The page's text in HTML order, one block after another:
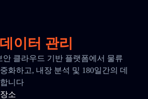
이터 관리
안 클라우드 기반 플랫폼에서 물류
화하고, 내장 분석 및 180일간의 데
니다
소